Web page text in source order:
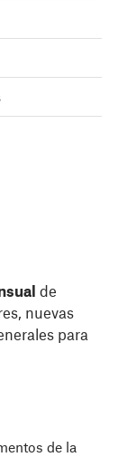
de
nuevas
para
de la